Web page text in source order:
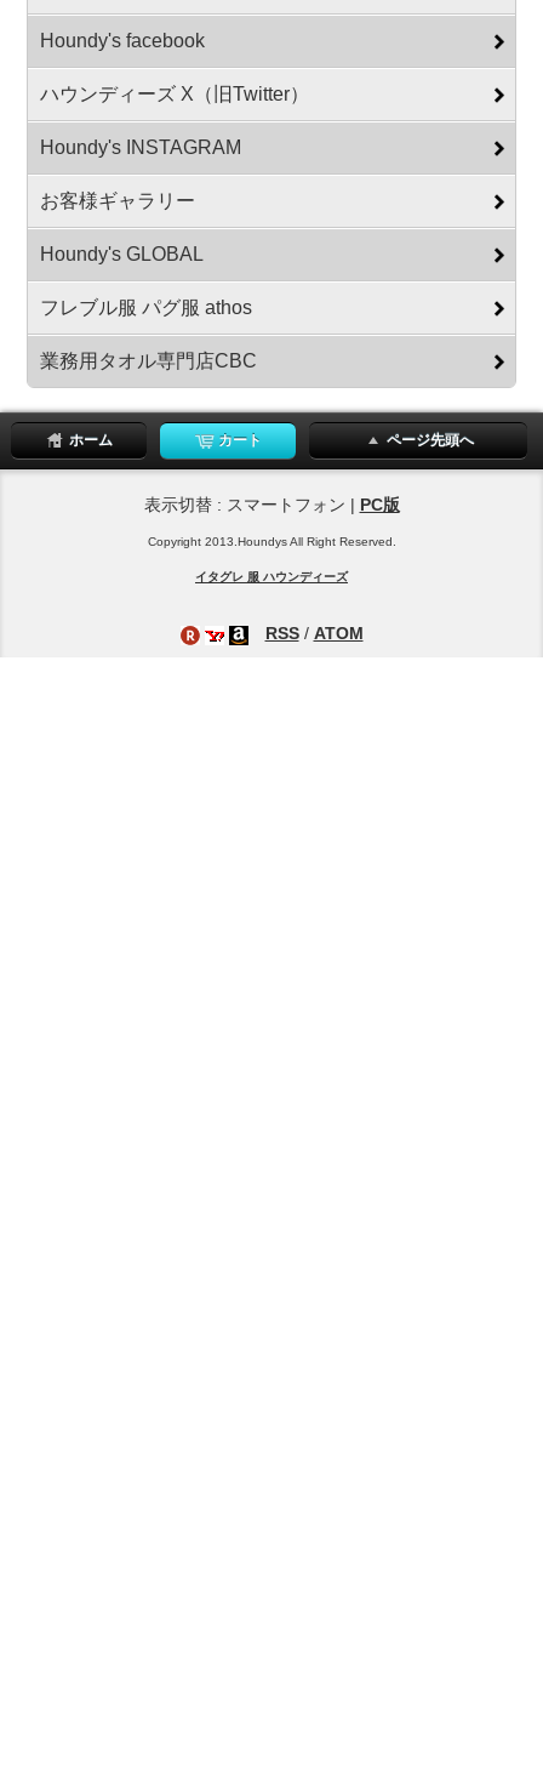
Houndy's facebook
ハウンディーズ X（旧Twitter）
Houndy's INSTAGRAM
お客様ギャラリー
Houndy's GLOBAL
フレブル服 パグ服 athos
業務用タオル専門店CBC
ホーム カート ページ先頭へ
表示切替 : スマートフォン | PC版
Copyright 2013.Houndys All Right Reserved.
イタグレ 服 ハウンディーズ
RSS/ ATOM